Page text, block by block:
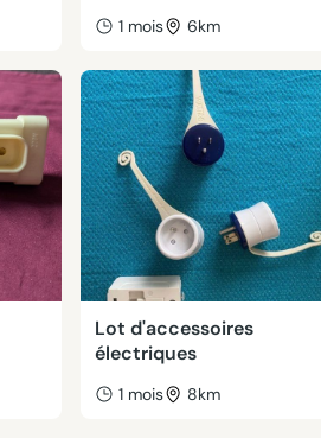
1 mois 6km
Lot d'accessoires
électriques
1 mois 8km